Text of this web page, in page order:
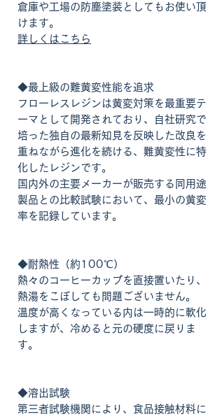
倉庫や工場の防塵塗装としてもお使い頂
けます。
詳しくはこちら
◆最上級の難黄変性能を追求
フローレスレジンは黄変対策を最重要テ
ーマとして開発されており、自社研究で
培った独自の最新知見を反映した改良を
重ねながら進化を続ける、難黄変性に特
化したレジンです。
国内外の主要メーカーが販売する同用途
製品との比較試験において、最小の黄変
率を記録しています。
◆耐熱性（約100℃）
熱々のコーヒーカップを直接置いたり、
熱湯をこぼしても問題ございません。
温度が高くなっている内は一時的に軟化
しますが、冷めると元の硬度に戻りま
す。
◆溶出試験
第三者試験機関により、食品接触材料に